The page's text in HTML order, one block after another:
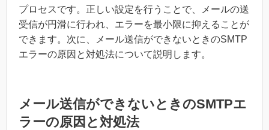
プロセスです。正しい設定を行うことで、メールの送
受信が円滑に行われ、エラーを最小限に抑えることが
できます。次に、メール送信ができないときのSMTP
エラーの原因と対処法について説明します。
メール送信ができないときのSMTPエ
ラーの原因と対処法